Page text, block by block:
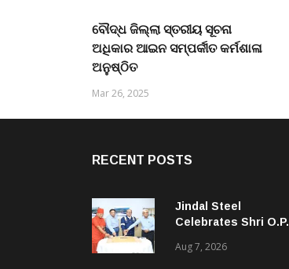
ବୌଦ୍ଧ ଜିଲ୍ଲା ସ୍ତରୀୟ ସୂଚନା
ଅଧିକାର ଆଇନ ସମ୍ପର୍କୀତ କର୍ମଶାଳା
ଅନୁଷ୍ଠିତ
Mar 26, 2025
RECENT POSTS
Jindal Steel
Celebrates Shri O.P.
Anniversary
Aug 7, 2026